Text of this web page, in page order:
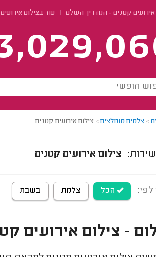
אירועים קטנים - המדריך השלם עוד בצילום אירועים
> צלמים מומלצים> צילום אירועים קטנים
צילום אירועים קטנים
לפי: הכל צלמת בשבת
- צילום אירועים